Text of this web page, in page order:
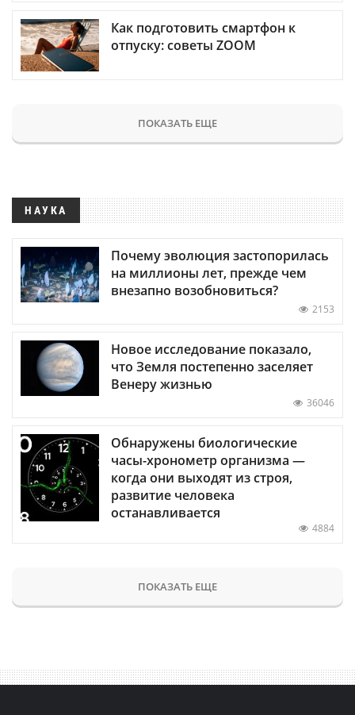
Как подготовить смартфон к
отпуску: советы ZOOM
ПОКАЗАТЬ ЕЩЕ
НАУКА
Почему эволюция застопорилась
на миллионы лет, прежде чем
внезапно возобновиться?
2153
Новое исследование показало,
что Земля постепенно заселяет
Венеру жизнью
36046
Обнаружены биологические
часы-хронометр организма —
когда они выходят из строя,
развитие человека
останавливается
4884
ПОКАЗАТЬ ЕЩЕ